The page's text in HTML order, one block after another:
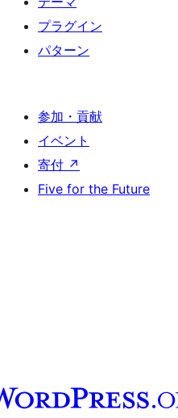
プラグイン
パターン
参加・貢献
イベント
寄付 ↗
Five for the Future